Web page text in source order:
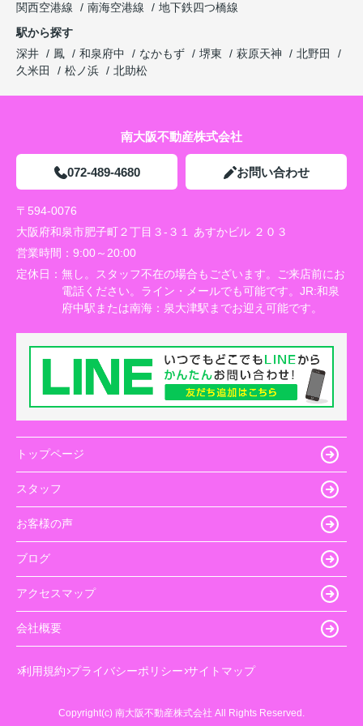
関西空港線
南海空港線
地下鉄四つ橋線
駅から探す
深井
鳳 和泉府中 なかもず 堺東 萩原天神
北野田
久米田
松ノ浜 北助松
南大阪不動産株式会社
072-489-4680 お問い合わせ
〒594-0076
大阪府和泉市肥子町２丁目３-３１ あすかビル ２０３
営業時間： 9:00～20:00
定休日： 無し。スタッフ不在の場合もございます。ご来店前にお
電話ください。ライン・メールでも可能です。JR:和泉
府中駅または南海：泉大津駅までお迎え可能です。
トップページ
スタッフ
お客様の声
ブログ
アクセスマップ
会社概要
利用規約 プライバシーポリシー サイトマップ
Copyright(c) 南大阪不動産株式会社 All Rights Reserved.